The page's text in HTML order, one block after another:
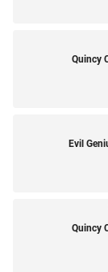
Quincy
Evil
Quincy